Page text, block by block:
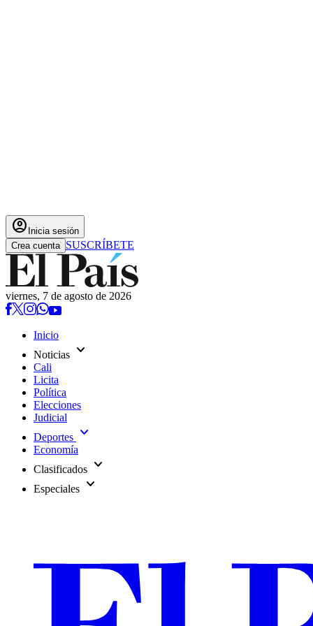
account_circle Inicia sesión
Crea cuenta SUSCRÍBETE
viernes, 7 de agosto de 2026
Inicio
Noticias expand_more
Cali
Licita
Política
Elecciones
Judicial
Deportes expand_more
Economía
Clasificados expand_more
Especiales expand_more